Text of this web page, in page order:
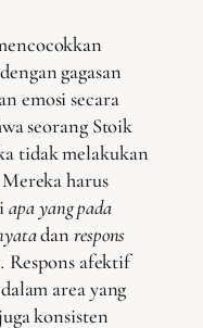
gagasan
emosi secara
seorang Stoik
tidak melakukan
harus
apa yang pada
dan respons
Respons afektif
area yang
konsisten